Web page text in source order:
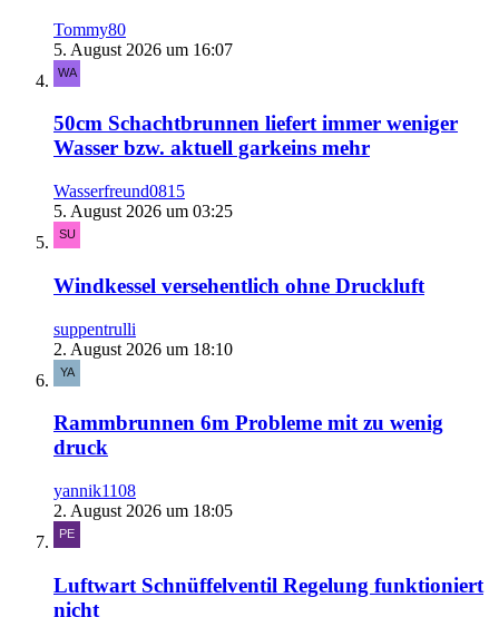
Tommy80
5. August 2026 um 16:07
50cm Schachtbrunnen liefert immer weniger
Wasser bzw. aktuell garkeins mehr
Wasserfreund0815
5. August 2026 um 03:25
Windkessel versehentlich ohne Druckluft
suppentrulli
2. August 2026 um 18:10
Rammbrunnen 6m Probleme mit zu wenig
druck
yannik1108
2. August 2026 um 18:05
Luftwart Schnüffelventil Regelung funktioniert
nicht